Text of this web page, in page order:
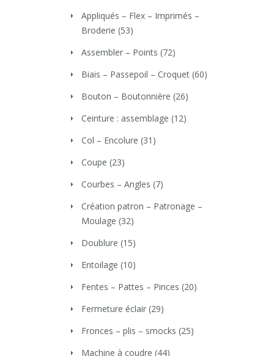
Appliqués – Flex – Imprimés –
Broderie (53)
Assembler – Points (72)
Biais – Passepoil – Croquet (60)
Bouton – Boutonnière (26)
Ceinture : assemblage (12)
Col – Encolure (31)
Coupe (23)
Courbes – Angles (7)
Création patron – Patronage –
Moulage (32)
Doublure (15)
Entoilage (10)
Fentes – Pattes – Pinces (20)
Fermeture éclair (29)
Fronces – plis – smocks (25)
Machine à coudre (44)